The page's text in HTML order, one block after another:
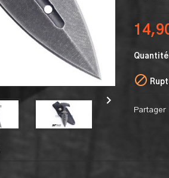

Quantité

Partager